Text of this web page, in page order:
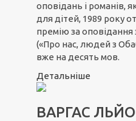
оповідань і романів,
для дітей, 1989 року
премію за оповідання
(«Про нас, людей з
вже на десять мов.
Детальніше
ВАРГАС